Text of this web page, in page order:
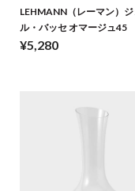
LEHMANN（レーマン）
ル・バッセ オマージュ45
¥5,280